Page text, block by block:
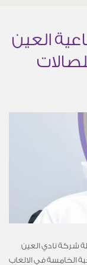
العين
شركة نادي العين
الخامسة في الالعاب